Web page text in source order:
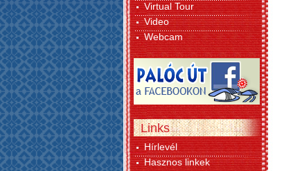
Virtual Tour
Video
Webcam
Links
Hírlevél
Hasznos linkek